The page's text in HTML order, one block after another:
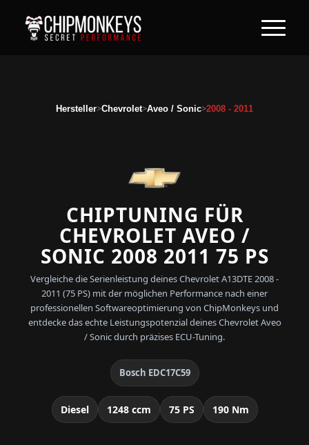
Hersteller>Chevrolet>Aveo / Sonic>2008 - 2011
CHIPTUNING FÜR
CHEVROLET AVEO /
SONIC 2008 2011 75 PS
Vergleiche die Serienleistung deines Chevrolet A13DTE 2008 -
2011 (75 PS) mit der möglichen Performance nach einer
professionellen Softwareoptimierung von ChipMonkeys und
entdecke das echte Leistungspotenzial deines Chevrolet Aveo
/ Sonic durch präzises ECU-Tuning.
Bosch EDC17C59
Diesel 1248 ccm 75 PS 190 Nm